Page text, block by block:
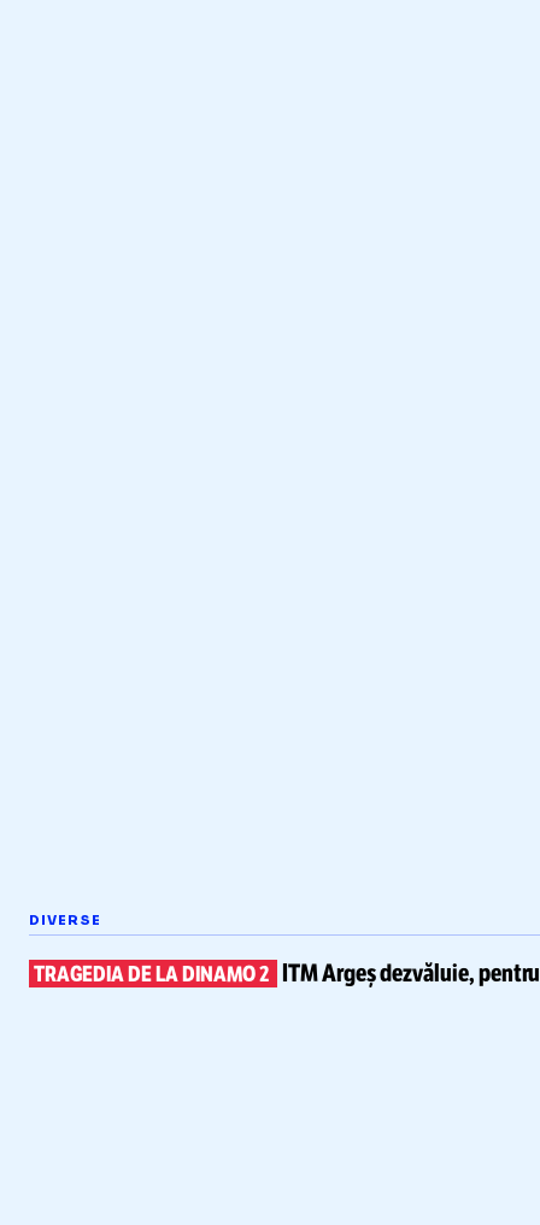
DIVERSE
TRAGEDIA DE LA DINAMO 2 ITM Argeș dezvăluie,